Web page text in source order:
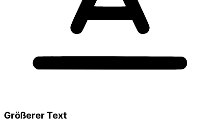
Größerer Text